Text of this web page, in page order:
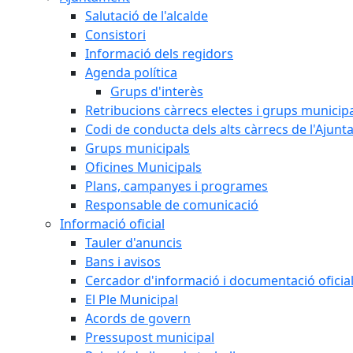
Salutació de l'alcalde
Consistori
Informació dels regidors
Agenda política
Grups d'interès
Retribucions càrrecs electes i grups
Codi de conducta dels alts càrrecs de
Grups municipals
Oficines Municipals
Plans, campanyes i programes
Responsable de comunicació
Informació oficial
Tauler d'anuncis
Bans i avisos
Cercador d'informació i documentació
El Ple Municipal
Acords de govern
Pressupost municipal